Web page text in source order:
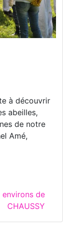
à découvrir
abeilles,
de notre
Amé,
de
CHAUSSY